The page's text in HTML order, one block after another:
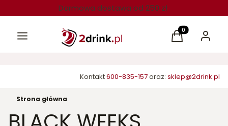
Darmowa dostawa od 250 zł
Menu Produkty w
Koszyk Zaloguj
Kontakt600-835-157oraz: sklep@2drink.pl
Strona główna